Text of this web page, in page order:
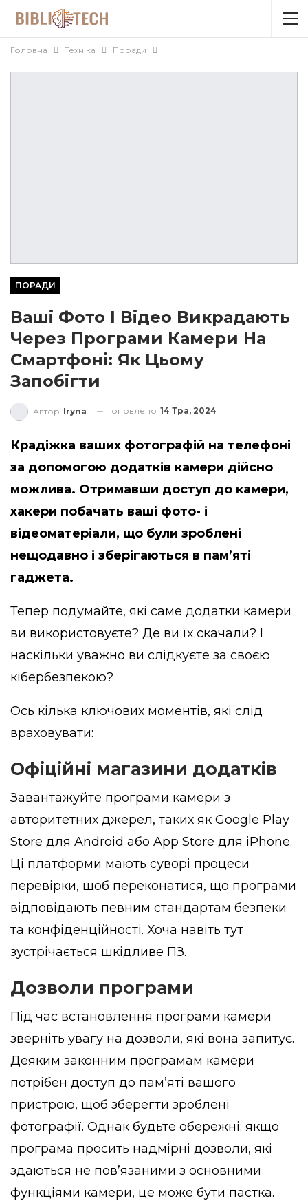
Головна Техніка Поради
ПОРАДИ
Ваші Фото І Відео Викрадають
Через Програми Камери На
Смартфоні: Як Цьому
Запобігти
Автор Iryna оновлено 14 Тра, 2024
Крадіжка ваших фотографій на телефоні
за допомогою додатків камери дійсно
можлива. Отримавши доступ до камери,
хакери побачать ваші фото- і
відеоматеріали, що були зроблені
нещодавно і зберігаються в пам’яті
гаджета.
Тепер подумайте, які саме додатки камери
ви використовуєте? Де ви їх скачали? І
наскільки уважно ви слідкуєте за своєю
кібербезпекою?
Ось кілька ключових моментів, які слід
враховувати:
Офіційні магазини додатків
Завантажуйте програми камери з
авторитетних джерел, таких як Google Play
Store для Android або App Store для iPhone.
Ці платформи мають суворі процеси
перевірки, щоб переконатися, що програми
відповідають певним стандартам безпеки
та конфіденційності. Хоча навіть тут
зустрічається шкідливе ПЗ.
Дозволи програми
Під час встановлення програми камери
зверніть увагу на дозволи, які вона запитує.
Деяким законним програмам камери
потрібен доступ до пам’яті вашого
пристрою, щоб зберегти зроблені
фотографії. Однак будьте обережні: якщо
програма просить надмірні дозволи, які
здаються не пов’язаними з основними
функціями камери, це може бути пастка.